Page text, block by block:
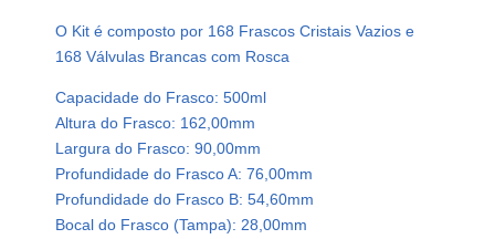
O Kit é composto por 168 Frascos Cristais Vazios e
168 Válvulas Brancas com Rosca
Capacidade do Frasco: 500ml
Altura do Frasco: 162,00mm
Largura do Frasco: 90,00mm
Profundidade do Frasco A: 76,00mm
Profundidade do Frasco B: 54,60mm
Bocal do Frasco (Tampa): 28,00mm